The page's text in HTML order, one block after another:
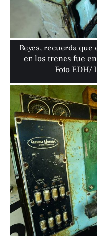
Reyes, recuerda
en los trenes fue
Foto EDH/